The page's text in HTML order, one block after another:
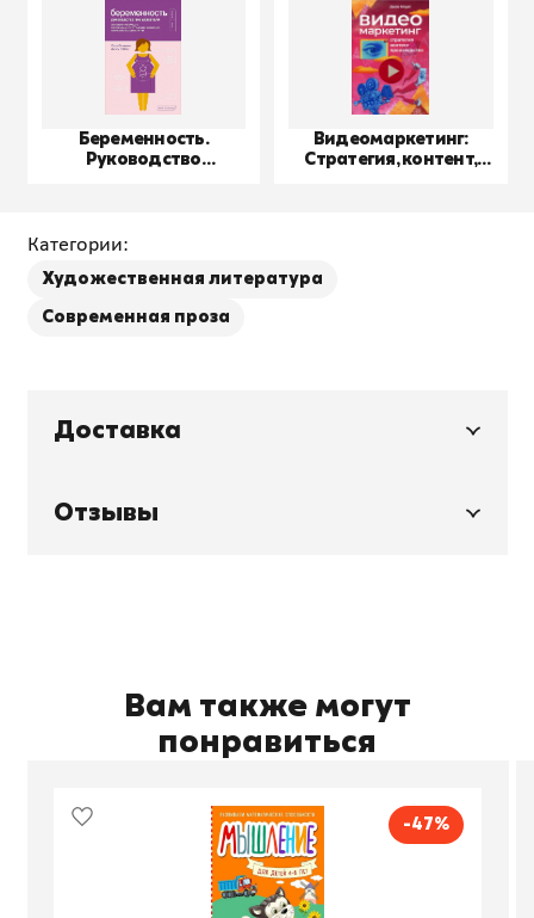
Беременность.
Руководство
Видеомаркетинг:
Стратегия, контент,
Категории:
Художественная литература
Современная проза
Доставка
Отзывы
Вам также могут
понравиться
-47%